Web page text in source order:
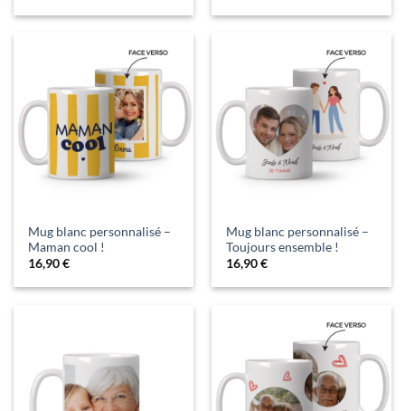
Mug blanc personnalisé –
Maman cool !
16,90€
Mug blanc personnalisé –
Toujours ensemble !
16,90€